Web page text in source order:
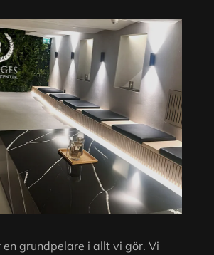
en grundpelare i allt vi gör. Vi